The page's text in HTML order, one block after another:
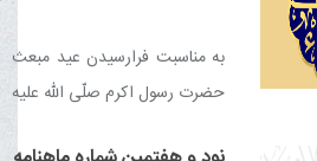
به مناسبت فرارسیدن عید مبعث
حضرت رسول اکرم صلّی الله علیه